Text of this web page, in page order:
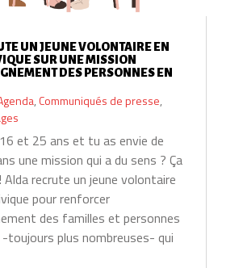
UN JEUNE VOLONTAIRE EN
SUR UNE MISSION
DES PERSONNES EN
, Communiqués de presse,
et 25 ans et tu as envie de
une mission qui a du sens ? Ça
recrute un jeune volontaire
pour renforcer
des familles et personnes
toujours plus nombreuses- qui